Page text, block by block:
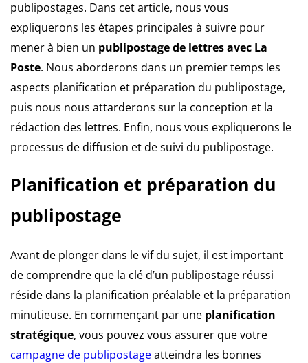
publipostages. Dans cet article, nous vous
expliquerons les étapes principales à suivre pour
mener à bien un publipostage de lettres avec La
Poste. Nous aborderons dans un premier temps les
aspects planification et préparation du publipostage,
puis nous nous attarderons sur la conception et la
rédaction des lettres. Enfin, nous vous expliquerons le
processus de diffusion et de suivi du publipostage.
Planification et préparation du
publipostage
Avant de plonger dans le vif du sujet, il est important
de comprendre que la clé d’un publipostage réussi
réside dans la planification préalable et la préparation
minutieuse. En commençant par une planification
stratégique, vous pouvez vous assurer que votre
campagne de publipostageatteindra les bonnes